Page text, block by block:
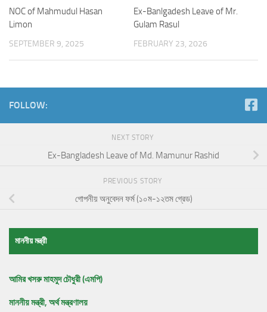
NOC of Mahmudul Hasan
Limon
SEPTEMBER 9, 2025
Ex-Banlgadesh Leave of Mr.
Gulam Rasul
FEBRUARY 23, 2026
FOLLOW:
NEXT STORY
Ex-Bangladesh Leave of Md. Mamunur Rashid
PREVIOUS STORY
গোপনীয় অনুবেদন ফর্ম (১০ম-১২তম গ্রেড)
মাননীয় মন্ত্রী
আমির খসরু মাহমুদ চৌধুরী (এমপি)
মাননীয় মন্ত্রী, অর্থ মন্ত্রণালয়